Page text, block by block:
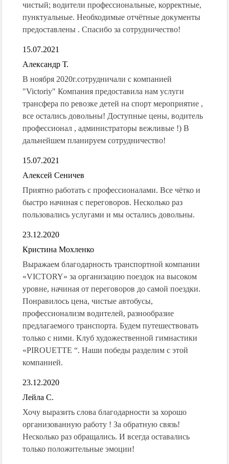
чистый; водители профессиональные, корректные,
пунктуальные. Необходимые отчётные документы
предоставлены . Спасибо за сотрудничество!
15.07.2021
Александр Т.
В ноября 2020г.сотрудничали с компанией
"Victoriy" Компания предоставила нам услуги
трансфера по ревозке детей на спорт мероприятие ,
все остались довольны! Доступные цены, водитель
профессионал , администраторы вежливые !) В
дальнейшем планируем сотрудничество!
15.07.2021
Алексей Сеничев
Приятно работать с профессионалами. Все чётко и
быстро начиная с переговоров. Несколько раз
пользовались услугами и мы остались довольны.
23.12.2020
Кристина Мохленко
Выражаем благодарность транспортной компании
«VICTORY» за организацию поездок на высоком
уровне, начиная от переговоров до самой поездки.
Понравилось цена, чистые автобусы,
профессионализм водителей, разнообразие
предлагаемого транспорта. Будем путешествовать
только с ними. Клуб художественной гимнастики
«PIROUETTE “. Наши победы разделим с этой
компанией.
23.12.2020
Лейла С.
Хочу выразить слова благодарности за хорошо
организованную работу ! За обратную связь!
Несколько раз обращались. И всегда оставались
только положительные эмоции!